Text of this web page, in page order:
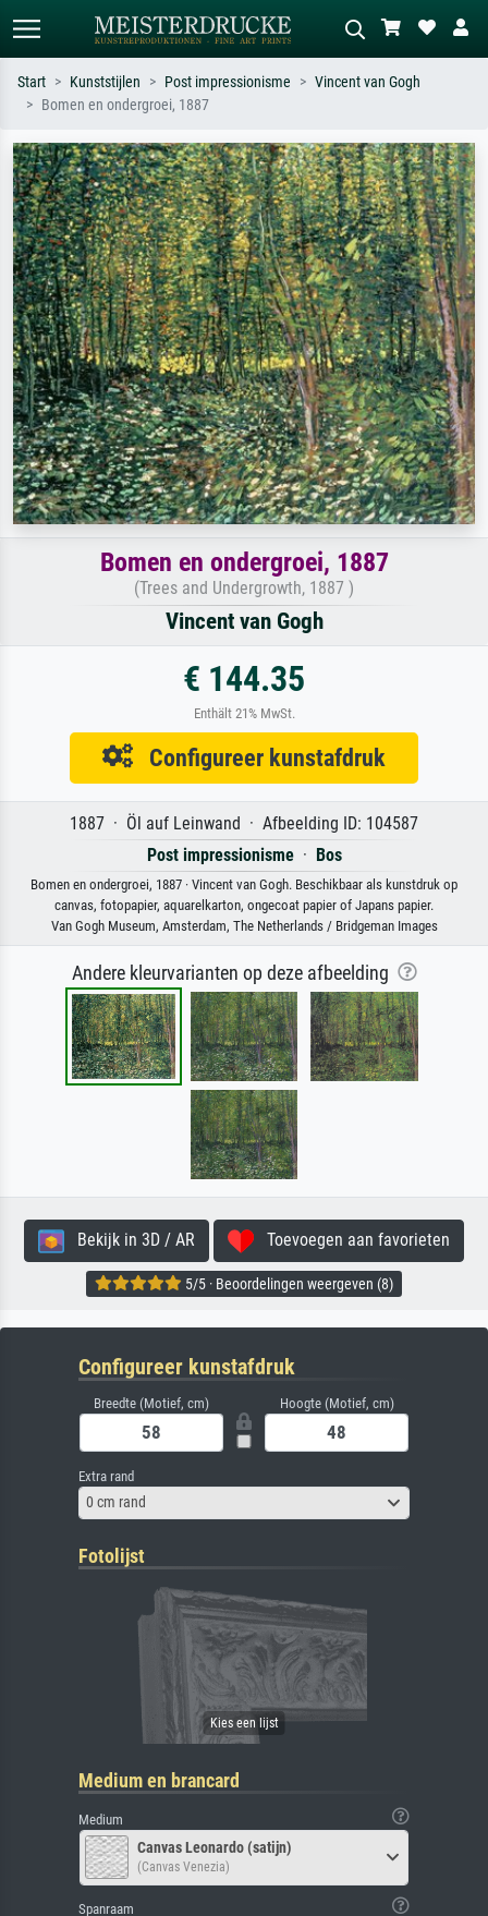
Zoek op kunstenaar, titel of stijl – bijv.
Monet, Sterrennacht, impressionisme,
Hokusai-golf, naakt.
Beschrijf de scène – bijv. groene
weide, abstract met veel rood, donker
olieverfschilderij, staand naakt naast
een boom.
Start Kunststijlen Post impressionisme
Vincent van Gogh
Bomen en ondergroei, 1887
Bomen en ondergroei, 1887
(Trees and Undergrowth, 1887 )
Vincent van Gogh
€ 144.35
Enthält 21% MwSt.
Configureer kunstafdruk
1887 · Öl auf Leinwand · Afbeelding ID: 104587
Post impressionisme· Bos
Bomen en ondergroei, 1887 · Vincent van Gogh. Beschikbaar als kunstdruk op
canvas, fotopapier, aquarelkarton, ongecoat papier of Japans papier.
Van Gogh Museum, Amsterdam, The Netherlands / Bridgeman Images
Andere kleurvarianten op deze afbeelding
Bekijk in 3D / AR Toevoegen aan favorieten
5/5 · Beoordelingen weergeven (8)
Configureer kunstafdruk
Breedte (Motief, cm) Hoogte (Motief, cm)
Extra rand
0 cm rand
Fotolijst
Medium en brancard
Medium
Canvas Leonardo (satijn)
(Canvas Venezia)
Spanraam